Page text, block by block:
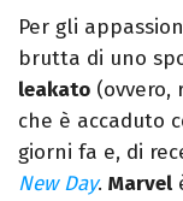
Per gli
brutta di uno
leakato (ovvero,
che è accaduto
giorni fa e, di
New Day. Marvel